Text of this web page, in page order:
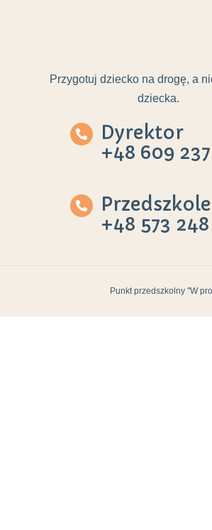
Przygotuj dziecko na drogę, a
dziecka.
Dyrektor
+48 609 237
Przedszkole
+48 573
Punkt przedszkolny "W